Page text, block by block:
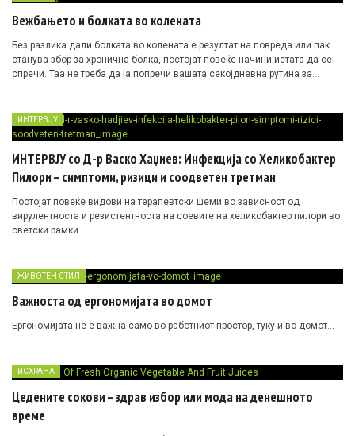
Вежбањето и болката во колената
Без разлика дали болката во колената е резултат на повреда или пак
станува збор за хронична болка, постојат повеќе начини истата да се
спречи. Таа не треба да ја попречи вашата секојдневна рутина за
ИНТЕРВЈУ
ИНТЕРВЈУ со Д-р Васко Хаџиев: Инфекција со Хеликобактер
Пилори – симптоми, ризици и соодветен третман
Постојат повеќе видови на терапевтски шеми во зависност од
вирулентноста и резистентноста на соевите на хеликобактер пилори во
светски рамки.
ЖИВОТЕН СТИЛ
Важноста од ергономијата во домот
Ергономијата не е важна само во работниот простор, туку и во домот…
ИСХРАНА
Цедените сокови – здрав избор или мода на денешното
време